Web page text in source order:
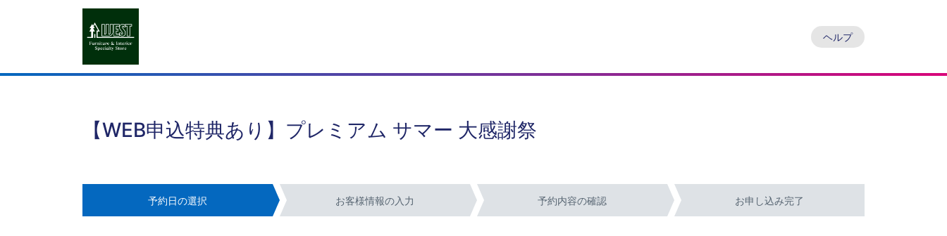
ヘルプ
【WEB申込特典あり】プレミアム サマー 大感謝祭
予約日の選択 お客様情報の入力 予約内容の確認 お申し込み完了